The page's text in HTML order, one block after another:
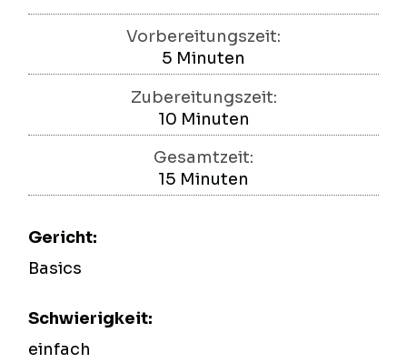
Vorbereitungszeit:
5 Minuten
Minuten
Zubereitungszeit:
10Minuten
Minuten
Gesamtzeit:
15 Minuten
Minuten
Gericht:
Basics
Schwierigkeit:
einfach